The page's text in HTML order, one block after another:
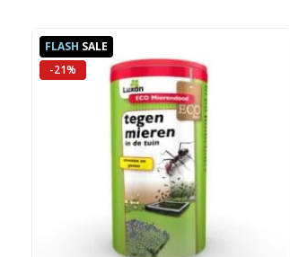
FLASH SALE
-21%